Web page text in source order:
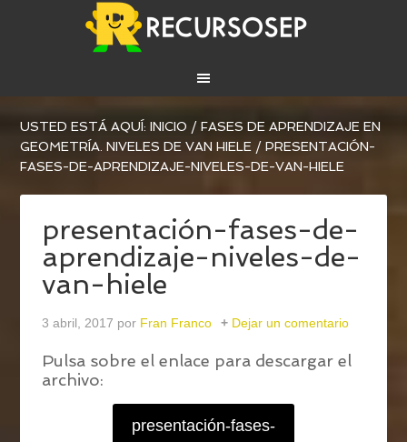
USTED ESTÁ AQUÍ:INICIO / FASES DE APRENDIZAJE EN
GEOMETRÍA. NIVELES DE VAN HIELE / PRESENTACIÓN-
FASES-DE-APRENDIZAJE-NIVELES-DE-VAN-HIELE
presentación-fases-de-
aprendizaje-niveles-de-
van-hiele
3 abril, 2017 por Fran Franco Dejar un comentario
Pulsa sobre el enlace para descargar el
archivo:
presentación-fases-